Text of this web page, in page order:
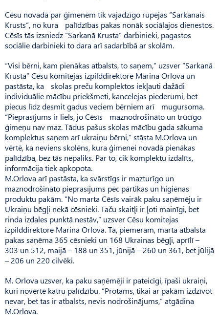
Cēsu novadā par ģimenēm tik vajadzīgo rūpējas “Sarkanais
Krusts”, no kura palīdzības pakas nonāk sociālajos dienestos.
Cēsīs tās izsniedz “Sarkanā Krusta” darbinieki, pagastos
sociālie darbinieki to dara arī sadarbībā ar skolām.
“Visi bērni, kam pienākas atbalsts, to saņem,” uzsver “Sarkanā
Krusta” Cēsu komitejas izpilddirektore Marina Orlova un
pastāsta, ka skolas preču komplektos iekļauti dažādi
individu­ālie mācību priekšmeti, kancelejas piederumi, bet
piecus līdz desmit gadus veciem bērniem arī mugursoma.
“Pieprasījums ir liels, jo Cēsīs maznodrošināto un trūcīgo
ģimeņu nav maz. Tādus pašus skolas mācību gada sākuma
komplektus saņem arī ukraiņu bērni,” stāsta M.Orlova un
vērtē, ka neviens skolēns, kura ģimenei novadā pienākas
palīdzība, bez tās nepaliks. Par to, cik komplektu izdalīts,
informācija tiek apkopota.
M.Orlova arī pastāsta, ka svārstīgs ir mazturīgo un
maznodrošināto pieprasījums pēc pārtikas un higiēnas
produktu pakām. “No marta Cēsīs vairāk paku saņēmēju ir
Ukraiņu bēgļi nekā cēsnieki. Taču skaitļi ir ļoti mainīgi, bet
rinda izdales punktā nestāv,” uzsver Cēsu komitejas
izpilddirektore Marina Orlova. Tā, piemēram, martā atbalsta
pakas saņēma 365 cēsnieki un 168 Ukrainas bēgļi, aprīlī –
303 un 512, maijā – 188 un 351, jūnijā – 260 un 361, bet jūlijā
– 206 un 220 cilvēki.
M. Orlova uzsver, ka paku saņēmēji ir pateicīgi, īpaši ukraiņi,
kuri novērtē katru palīdzību. “Protams, tikai ar pakām izdzīvot
nevar, bet tas ir atbalsts, nevis nodrošinājums,” atgādina
M.Or­lova.